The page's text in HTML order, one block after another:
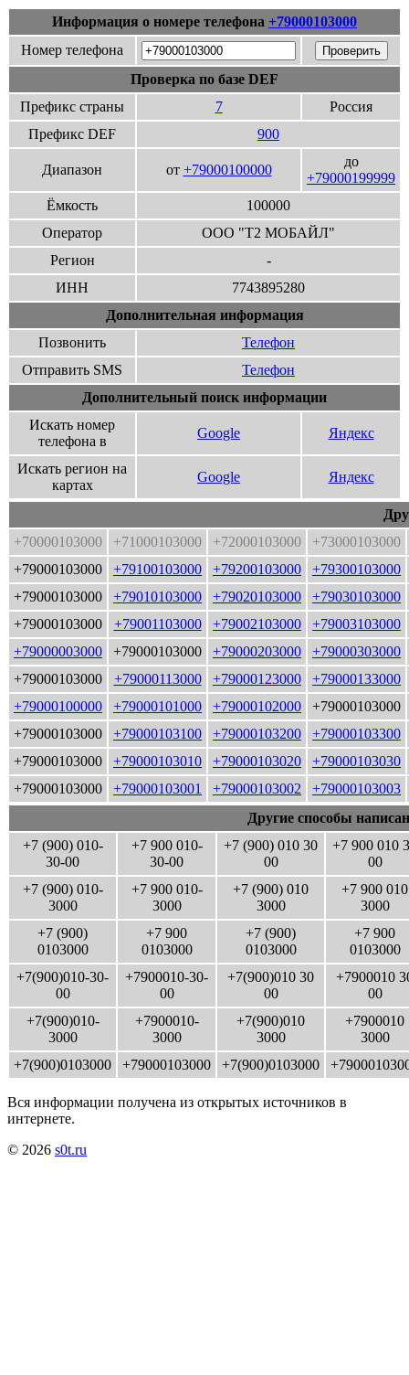
Информация о номере телефона +79000103000
Номер телефона
Проверка по базе DEF
Префикс страны
7
Россия
Префикс DEF
900
Диапазон от +79000100000
до
+79000199999
Ёмкость
100000
Оператор
ООО "Т2 МОБАЙЛ"
Регион
-
ИНН
7743895280
Дополнительная информация
Позвонить
Телефон
Отправить SMS
Телефон
Дополнительный поиск информации
Искать номер
телефона в
Google Яндекс
Искать регион на
картах
Google Яндекс
+70000103000
+71000103000 +72000103000
+73000103000
+79000103000
+79100103000 +79200103000
+79300103000
+79000103000
+79010103000 +79020103000
+79030103000
+79000103000
+79001103000 +79002103000
+79003103000
+79000003000
+79000103000 +79000203000
+79000303000
+79000103000
+79000113000 +79000123000
+79000133000
+79000100000
+79000101000 +79000102000
+79000103000
+79000103000
+79000103100 +79000103200
+79000103300
+79000103000
+79000103010 +79000103020
+79000103030
+79000103000
+79000103001 +79000103002
+79000103003
Другие способы
+7 (900) 010-
30-00
+7 900 010-
30-00
+7 (900) 010 30
00
+7 900 010
00
+7 (900) 010-
3000
+7 900 010-
3000
+7 (900) 010
3000
+7 900 010
3000
+7 (900)
0103000
+7 900
0103000
+7 (900)
0103000
+7 900
0103000
+7(900)010-30-
00
+7900010-30-
00
+7(900)010 30
00
+7900010
00
+7(900)010-
3000
+7900010-
3000
+7(900)010
3000
+7900010
3000
+7(900)0103000
+79000103000 +7(900)0103000
Вся информации получена из открытых источников в
интернете.
© 2026 s0t.ru